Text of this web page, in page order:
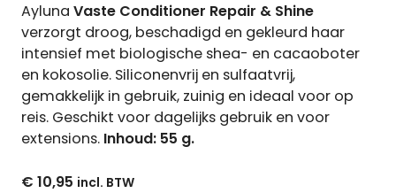
Ayluna Vaste Conditioner Repair & Shine
verzorgt droog, beschadigd en gekleurd haar
intensief met biologische shea- en cacaoboter
en kokosolie. Siliconenvrij en sulfaatvrij,
gemakkelijk in gebruik, zuinig en ideaal voor op
reis. Geschikt voor dagelijks gebruik en voor
extensions. Inhoud: 55 g.
€ 10,95